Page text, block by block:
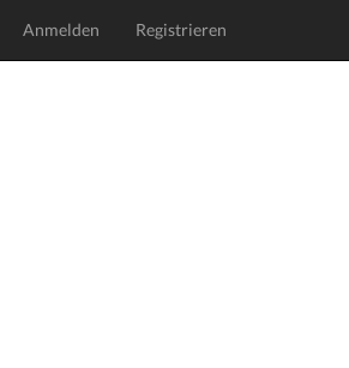
Anmelden Registrieren